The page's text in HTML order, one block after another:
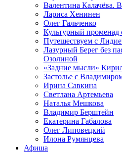
Валентина Калачёва.
Лариса Хенинен
Олег Гальченко
Культурный променад
Путешествуем с
Лазурный Берег без
Озолиной
«Задние мысли»
Застолье с
Ирина Савкина
Светлана Артемьева
Наталья Мешкова
Владимир Берштейн
Екатерина Габалова
Олег Липовецкий
Илона Румянцева
Афиша